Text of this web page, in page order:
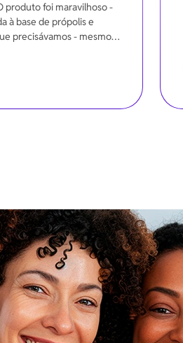
produto foi maravilhoso -
à base de própolis e
precisávamos - mesmo